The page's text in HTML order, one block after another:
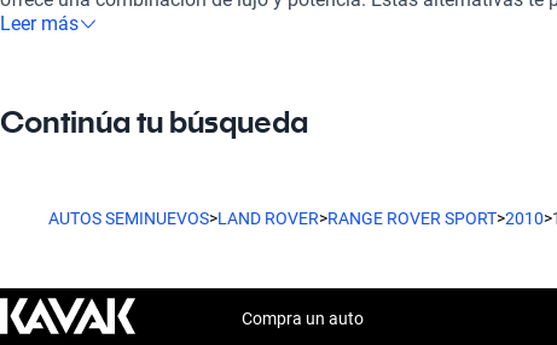
te recomendamos explorar elRenault Koleos 2010 de 150 mil
150 mil pesos
opciones dentro de tu presupuesto, manteniendo la calidad y el
Leer más
Continúa tu búsqueda
AUTOS SEMINUEVOS>LAND ROVER>RANGE ROVER SPORT>2010>
Compra un auto